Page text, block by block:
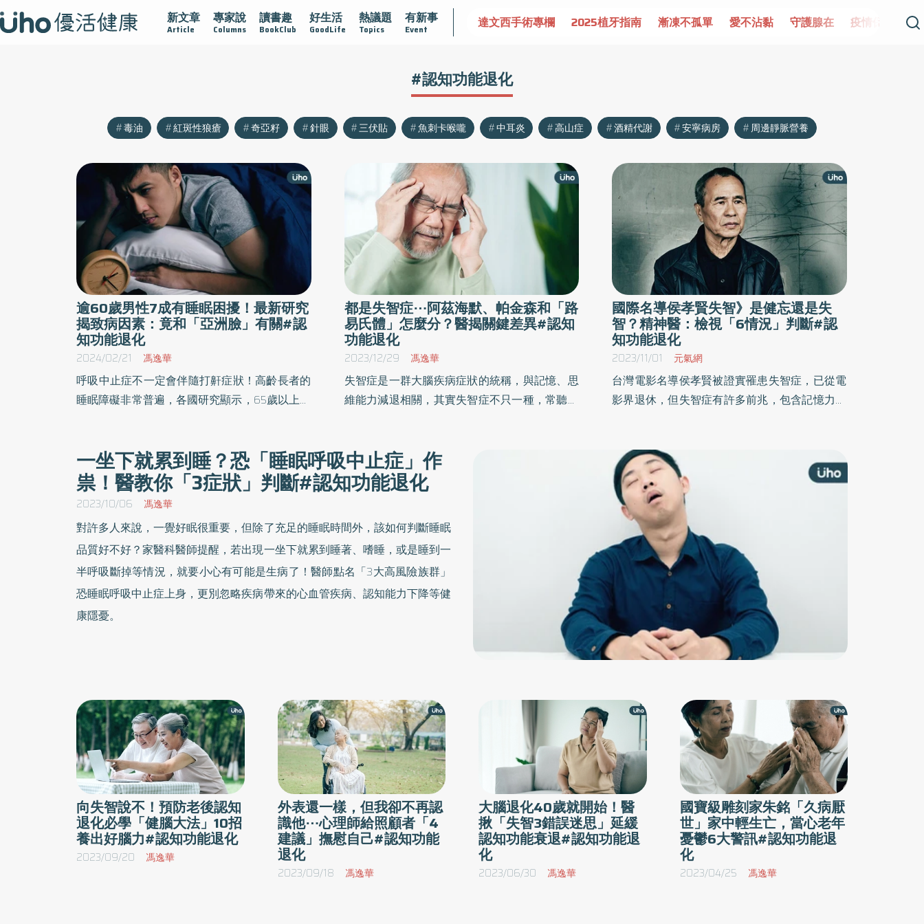
新文章
Article
專家說
Columns
讀書趣
BookClub
好生活
GoodLife
熱議題
Topics
有新事
Event
黏 守護腺在 疫情保衛戰 再生醫學 愛的未來視 認識攝護腺肥大 守護骨骼健康 達文西手術專欄 2025植牙指南 漸凍不孤單 愛不沾黏 守護腺在 疫情保衛戰
#認知功能退化
毒油 紅斑性狼瘡 奇亞籽 針眼 三伏貼 魚刺卡喉嚨 中耳炎 高山症 酒精代謝 安寧病房 周邊靜脈營養
逾60歲男性7成有睡眠困擾！最新研究
揭致病因素：竟和「亞洲臉」有關#認
知功能退化
2024/02/21 馮逸華
呼吸中止症不一定會伴隨打鼾症狀！高齡長者的
睡眠障礙非常普遍，各國研究顯示，65歲以上長
研究院發表的最新研究指出，台灣高齡長者往往
沒有明顯的嗜睡、打鼾等症狀，反而偏向失眠與
無症狀，容易導致呼吸中止症不易被發現及診斷
都是失智症⋯阿茲海默、帕金森和「路
易氏體」怎麼分？醫揭關鍵差異#認知
功能退化
2023/12/29 馮逸華
失智症是一群大腦疾病症狀的統稱，與記憶、思
維能力減退相關，其實失智症不只一種，常聽到
覺、注意力不集中⋯就要留意可能是另一種常見
的失智症——路易氏體失智症。以下神經內科醫
師說明這3種類型失智症的特徵，以及教民眾應
國際名導侯孝賢失智》是健忘還是失
智？精神醫：檢視「6情況」判斷#認
知功能退化
2023/11/01 元氣網
台灣電影名導侯孝賢被證實罹患失智症，已從電
影界退休，但失智症有許多前兆，包含記憶力變
辨別？《優活健康網》特摘此篇，1表列出失智
症10大警訊，提供民眾及早發現及早治療失智
症，有助維持高齡長輩的生活品質。
一坐下就累到睡？恐「睡眠呼吸中止症」作
祟！醫教你「3症狀」判斷#認知功能退化
2023/10/06 馮逸華
對許多人來說，一覺好眠很重要，但除了充足的睡眠時間外，該如何判斷睡眠
品質好不好？家醫科醫師提醒，若出現一坐下就累到睡著、嗜睡，或是睡到一
半呼吸斷掉等情況，就要小心有可能是生病了！醫師點名「3大高風險族群」
恐睡眠呼吸中止症上身，更別忽略疾病帶來的心血管疾病、認知能力下降等健
康隱憂。
向失智說不！預防老後認知
退化必學「健腦大法」10招
養出好腦力#認知功能退化
2023/09/20 馮逸華
外表還一樣，但我卻不再認
識他⋯心理師給照顧者「4
建議」撫慰自己#認知功能
退化
2023/09/18 馮逸華
大腦退化40歲就開始！醫
揪「失智3錯誤迷思」延緩
認知功能衰退#認知功能退
化
2023/06/30 馮逸華
國寶級雕刻家朱銘「久病厭
世」家中輕生亡，當心老年
憂鬱6大警訊#認知功能退
化
2023/04/25 馮逸華